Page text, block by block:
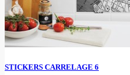
STICKERS CARRELAGE 6